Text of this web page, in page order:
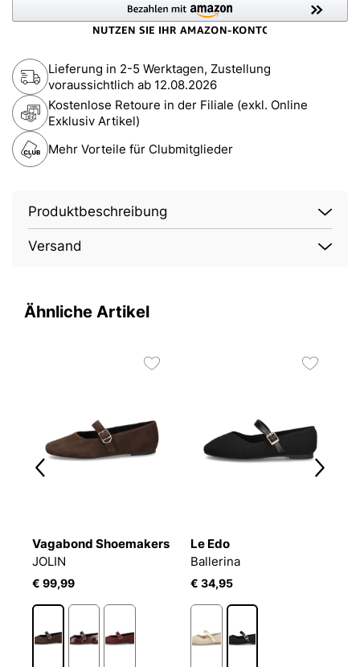
Lieferung in 2-5 Werktagen, Zustellung
voraussichtlich ab 12.08.2026
Kostenlose Retoure in der Filiale (exkl. Online
Exklusiv Artikel)
Mehr Vorteile für Clubmitglieder
Produktbeschreibung
Versand
Ähnliche Artikel
Vagabond Shoemakers
JOLIN
€ 99,99
Le Edo
Ballerina
€ 34,95